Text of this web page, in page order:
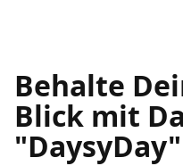
Behalte
Blick mit
"DaysyDay"